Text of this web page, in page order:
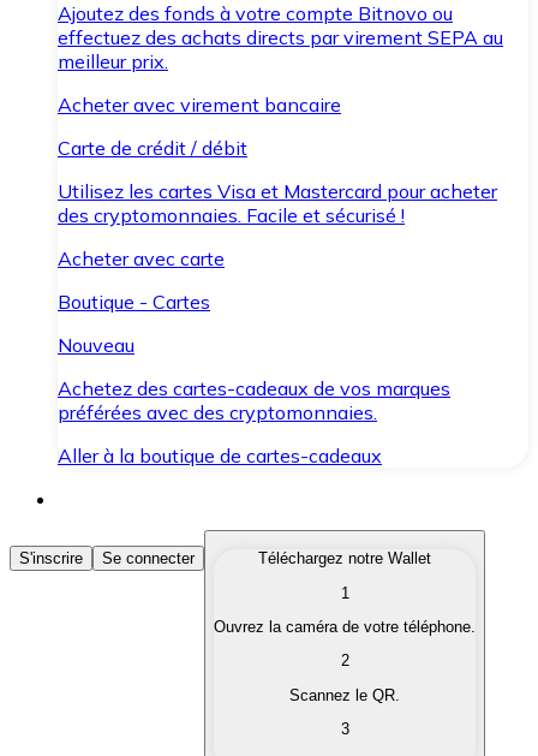
Ajoutez des fonds à votre compte Bitnovo ou
effectuez des achats directs par virement SEPA au
meilleur prix.
Acheter avec virement bancaire
Carte de crédit / débit
Utilisez les cartes Visa et Mastercard pour acheter
des cryptomonnaies. Facile et sécurisé !
Acheter avec carte
Boutique - Cartes
Nouveau
Achetez des cartes-cadeaux de vos marques
préférées avec des cryptomonnaies.
Aller à la boutique de cartes-cadeaux
Acheter des Cryptomonnaies
Achetez les cryptomonnaies qui vous intéressent
Convertissez vos cryptomonnaies en monnaie
S'inscrire Se connecter
Téléchargez notre Wallet
1
Ouvrez la caméra de votre téléphone.
2
Scannez le QR.
3